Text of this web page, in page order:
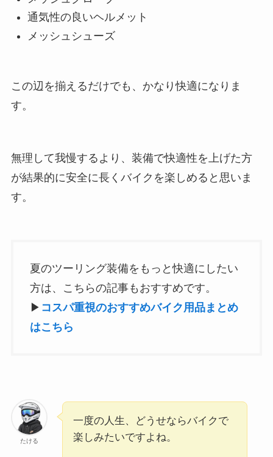
通気性の良いヘルメット
メッシュシューズ
この辺を揃えるだけでも、かなり快適になりま
す。
無理して我慢するより、装備で快適性を上げた方
が結果的に安全に長くバイクを楽しめると思いま
す。
夏のツーリング装備をもっと快適にしたい
方は、こちらの記事もおすすめです。
▶ コスパ重視のおすすめバイク用品まとめ
はこちら
たける
一度の人生、どうせならバイクで
楽しみたいですよね。